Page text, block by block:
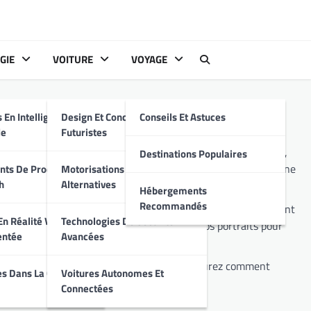
En Intelligence
De Produits
Réalité Virtuelle
Dans La Cyber-
VOITURE
Design Et Conception
Futuristes
Motorisations Hybrides Et
Alternatives
Technologies De Sécurité
Avancées
Voitures Autonomes Et
Connectées
VOYAGE
Conseils Et Astuces
Destinations Populaires
Hébergements
Recommandés
captivants ? Vous êtes au bon endroit ! Dans cet article,
meilleures pratiques pour préparer vos questions, établir une
inspirer et influencer la société. Pour ceux qui souhaitent
comment structurer efficacement vos portraits pour
sociaux ou d’autres canaux, vous saurez comment